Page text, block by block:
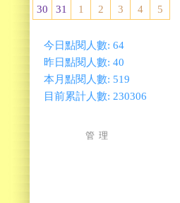
30
31 1 2 3 4 5
今日點閱人數: 64
昨日點閱人數: 40
本月點閱人數: 519
目前累計人數: 230306
管 理